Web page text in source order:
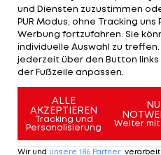
WM in der Schweiz im
Utah beimNHL-Draft in
die
und Diensten zuzustimmen
PUR Modus, ohne Tracking
Werbung fortzufahren. Sie
individuelle Auswahl zu
jederzeit über den Button links
der Fußzeile anpassen.
ALLE
AKZEPTIEREN
Tracking und
Personalisierung
Weiter mit
Wir und unsere 186 Partner